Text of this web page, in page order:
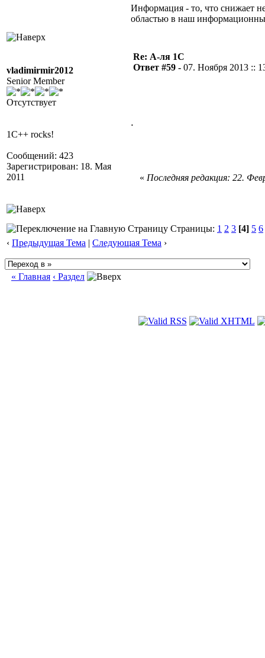
Информация - то, что снижает
областью в наш
vladimirmir2012
Senior Member
Отсутствует
1C++ rocks!
Сообщений: 423
Зарегистрирован: 18. Мая
2011
Re: А-ля 1С
Ответ #59 - 07. Ноября 2013 ::
.
« Последняя редакция: 22.
Страницы: 1 2 3 [4] 5 6
‹ Предыдущая Тема | Следующая Тема ›
« Главная ‹ Раздел